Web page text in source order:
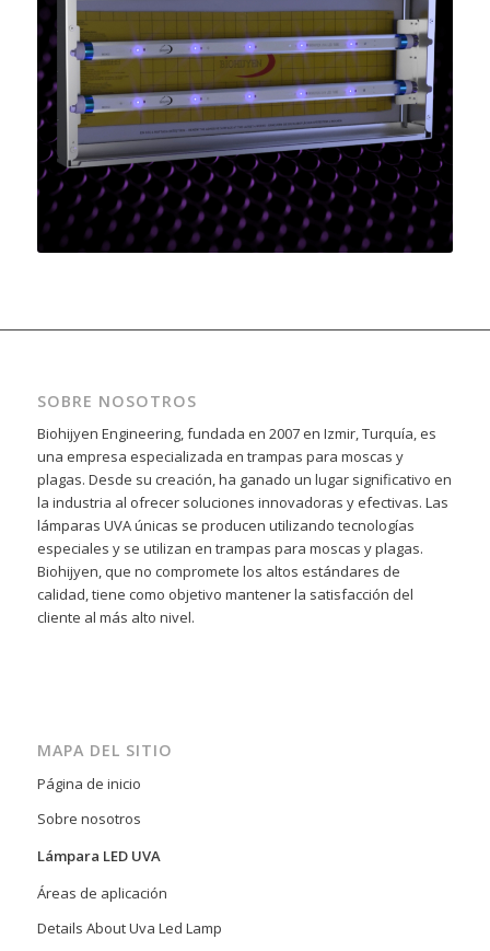
SOBRE NOSOTROS
Biohijyen Engineering, fundada en 2007 en Izmir, Turquía, es
una empresa especializada en trampas para moscas y
plagas. Desde su creación, ha ganado un lugar significativo en
la industria al ofrecer soluciones innovadoras y efectivas. Las
lámparas UVA únicas se producen utilizando tecnologías
especiales y se utilizan en trampas para moscas y plagas.
Biohijyen, que no compromete los altos estándares de
calidad, tiene como objetivo mantener la satisfacción del
cliente al más alto nivel.
MAPA DEL SITIO
Página de inicio
Sobre nosotros
Lámpara LED UVA
Áreas de aplicación
Details About Uva Led Lamp